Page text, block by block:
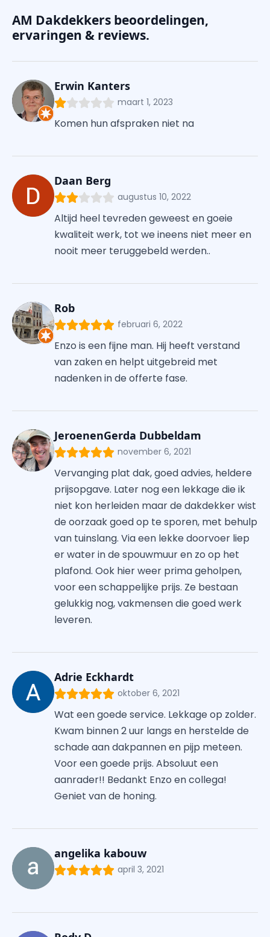
AM Dakdekkers beoordelingen,
ervaringen & reviews.
Erwin Kanters
maart 1, 2023
Komen hun afspraken niet na
Daan Berg
augustus 10, 2022
Altijd heel tevreden geweest en goeie
kwaliteit werk, tot we ineens niet meer en
nooit meer teruggebeld werden..
Rob
februari 6, 2022
Enzo is een fijne man. Hij heeft verstand
van zaken en helpt uitgebreid met
nadenken in de offerte fase.
JeroenenGerda Dubbeldam
november 6, 2021
Vervanging plat dak, goed advies, heldere
prijsopgave. Later nog een lekkage die ik
niet kon herleiden maar de dakdekker wist
de oorzaak goed op te sporen, met behulp
van tuinslang. Via een lekke doorvoer liep
er water in de spouwmuur en zo op het
plafond. Ook hier weer prima geholpen,
voor een schappelijke prijs. Ze bestaan
gelukkig nog, vakmensen die goed werk
leveren.
Adrie Eckhardt
oktober 6, 2021
Wat een goede service. Lekkage op zolder.
Kwam binnen 2 uur langs en herstelde de
schade aan dakpannen en pijp meteen.
Voor een goede prijs. Absoluut een
aanrader!! Bedankt Enzo en collega!
Geniet van de honing.
angelika kabouw
april 3, 2021